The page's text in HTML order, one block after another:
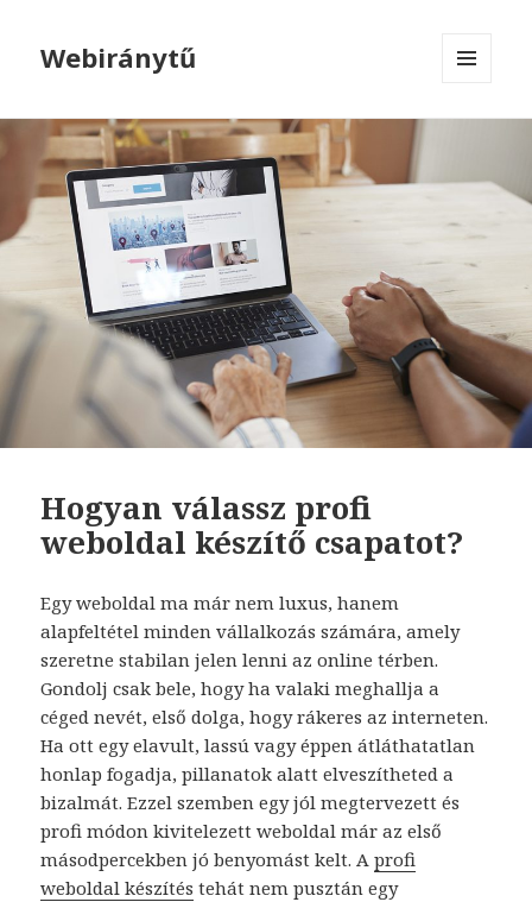
Webiránytű
Hogyan válassz profi
weboldal készítő csapatot?
Egy weboldal ma már nem luxus, hanem
alapfeltétel minden vállalkozás számára, amely
szeretne stabilan jelen lenni az online térben.
Gondolj csak bele, hogy ha valaki meghallja a
céged nevét, első dolga, hogy rákeres az interneten.
Ha ott egy elavult, lassú vagy éppen átláthatatlan
honlap fogadja, pillanatok alatt elveszítheted a
bizalmát. Ezzel szemben egy jól megtervezett és
profi módon kivitelezett weboldal már az első
másodpercekben jó benyomást kelt. Aprofi
weboldal készítés tehát nem pusztán egy